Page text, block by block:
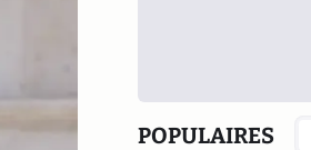
POPULAIRES